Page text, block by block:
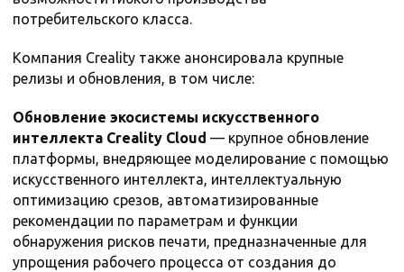
потребительского класса.
Компания Creality также анонсировала крупные
релизы и обновления, в том числе:
Обновление экосистемы искусственного
интеллекта Creality Cloud — крупное обновление
платформы, внедряющее моделирование с помощью
искусственного интеллекта, интеллектуальную
оптимизацию срезов, автоматизированные
рекомендации по параметрам и функции
обнаружения рисков печати, предназначенные для
упрощения рабочего процесса от создания до